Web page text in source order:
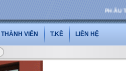
PHẪU
THÀNH VIÊN T.KÊ LIÊN HỆ